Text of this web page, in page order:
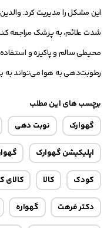
این مشکل را مدیریت کرد.
شدت علائم، به پزشک مراجعه
محیطی سالم و پاکیزه و
رطوبت‌دهی به هوا می‌تواند
برچسب های این مطلب
گهوارک
نوبت دهی
اپلیکیشن گهوارک
کودک کالا کالای
دکتر فرهت گهواره